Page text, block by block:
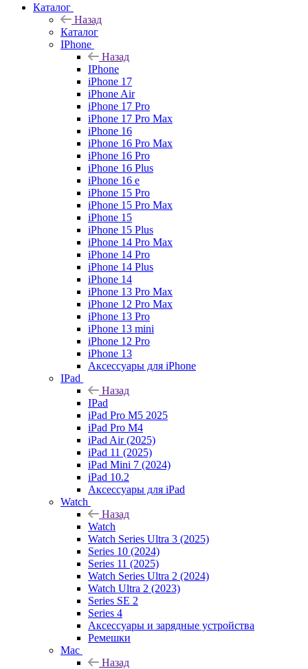
Каталог
Назад
Каталог
IPhone
Назад
IPhone
iPhone 17
iPhone Air
iPhone 17 Pro
iPhone 17 Pro Max
iPhone 16
iPhone 16 Pro Max
iPhone 16 Pro
iPhone 16 Plus
iPhone 16 e
iPhone 15 Pro
iPhone 15 Pro Max
iPhone 15
iPhone 15 Plus
iPhone 14 Pro Max
iPhone 14 Pro
iPhone 14 Plus
iPhone 14
iPhone 13 Pro Max
iPhone 12 Pro Max
iPhone 13 Pro
iPhone 13 mini
iPhone 12 Pro
iPhone 13
Аксессуары для iPhone
IPad
Назад
IPad
iPad Pro M5 2025
iPad Pro M4
iPad Air (2025)
iPad 11 (2025)
iPad Mini 7 (2024)
iPad 10.2
Аксессуары для iPad
Watch
Назад
Watch
Watch Series Ultra 3 (2025)
Series 10 (2024)
Series 11 (2025)
Watch Series Ultra 2 (2024)
Watch Ultra 2 (2023)
Series SE 2
Series 4
Аксессуары и зарядные устройства
Ремешки
Mac
Назад